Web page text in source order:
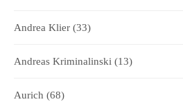
Andrea Klier (33)
Andreas Kriminalinski (13)
Aurich (68)